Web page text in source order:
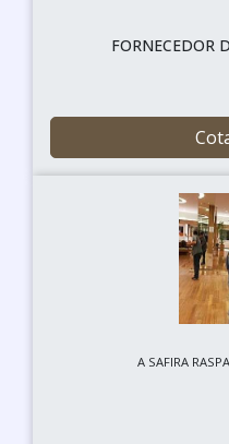
FORNECEDOR
A SAFIRA